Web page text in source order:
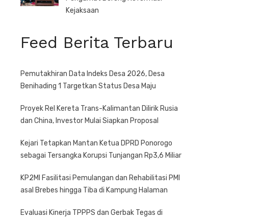
Kejaksaan
Feed Berita Terbaru
Pemutakhiran Data Indeks Desa 2026, Desa
Benihading 1 Targetkan Status Desa Maju
Proyek Rel Kereta Trans-Kalimantan Dilirik Rusia
dan China, Investor Mulai Siapkan Proposal
Kejari Tetapkan Mantan Ketua DPRD Ponorogo
sebagai Tersangka Korupsi Tunjangan Rp3,6 Miliar
KP2MI Fasilitasi Pemulangan dan Rehabilitasi PMI
asal Brebes hingga Tiba di Kampung Halaman
Evaluasi Kinerja TPPPS dan Gerbak Tegas di